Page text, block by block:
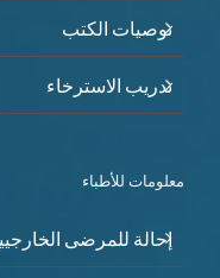
توصيات الكتب
تدريب الاسترخاء
معلومات للأطباء
إحالة للمرضى